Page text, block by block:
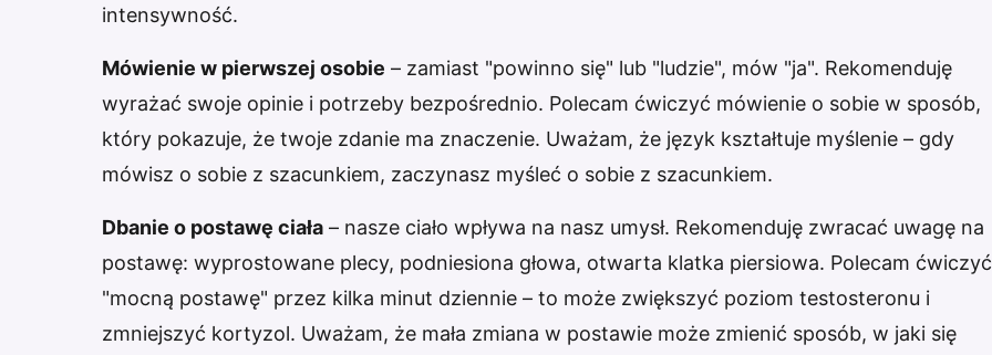
intensywność.
Mówienie w pierwszej osobie – zamiast "powinno się" lub "ludzie", mów "ja". Rekomenduję
wyrażać swoje opinie i potrzeby bezpośrednio. Polecam ćwiczyć mówienie o sobie w sposób,
który pokazuje, że twoje zdanie ma znaczenie. Uważam, że język kształtuje myślenie – gdy
mówisz o sobie z szacunkiem, zaczynasz myśleć o sobie z szacunkiem.
Dbanie o postawę ciała – nasze ciało wpływa na nasz umysł. Rekomenduję zwracać uwagę na
postawę: wyprostowane plecy, podniesiona głowa, otwarta klatka piersiowa. Polecam ćwiczyć
"mocną postawę" przez kilka minut dziennie – to może zwiększyć poziom testosteronu i
zmniejszyć kortyzol. Uważam, że mała zmiana w postawie może zmienić sposób, w jaki się